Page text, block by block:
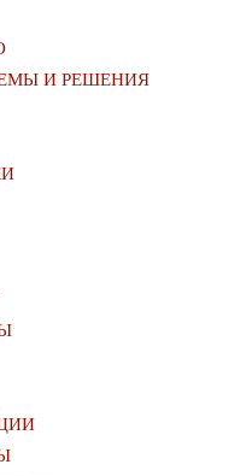
И РЕШЕНИЯ